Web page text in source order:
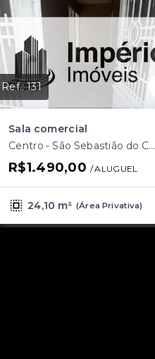
Ref.:131
Sala comercial
Centro - São Sebastião do Caí/RS
R$1.490,00 / ALUGUEL
24,10 m² (Área Privativa)